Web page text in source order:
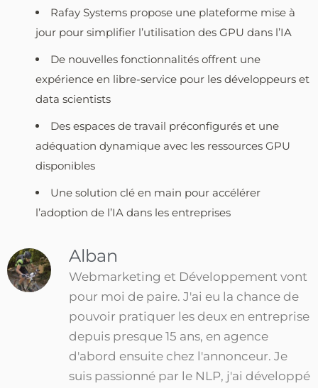
Rafay Systems propose une plateforme mise à
jour pour simplifier l’utilisation des GPU dans l’IA
De nouvelles fonctionnalités offrent une
expérience en libre-service pour les développeurs et
data scientists
Des espaces de travail préconfigurés et une
adéquation dynamique avec les ressources GPU
disponibles
Une solution clé en main pour accélérer
l’adoption de l’IA dans les entreprises
Alban
Webmarketing et Développement vont
pour moi de paire. J'ai eu la chance de
pouvoir pratiquer les deux en entreprise
depuis presque 15 ans, en agence
d'abord ensuite chez l'annonceur. Je
suis passionné par le NLP, j'ai développé